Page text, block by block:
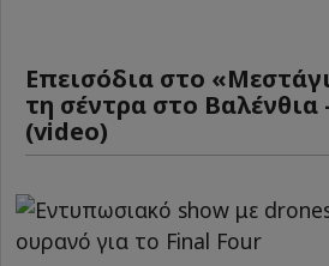
Επεισόδια στο
τη σέντρα στο
(video)